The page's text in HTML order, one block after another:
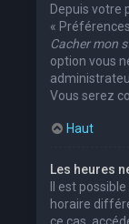
Depuis votre
«
Cacher mon
option vous
Vous serez
Haut
Les heures
Il est
horaire
ce cas,